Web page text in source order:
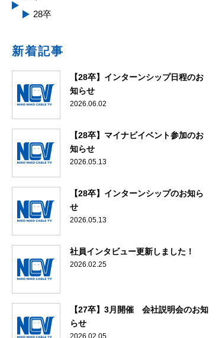
28卒
新着記事
【28卒】インターンシップ日程のお
知らせ
2026.06.02
【28卒】マイナビイベント参加のお
知らせ
2026.05.13
【28卒】インターンシップのお知ら
せ
2026.05.13
社員インタビュー更新しました！
2026.02.25
【27卒】3月開催 会社説明会のお知
らせ
2026.02.05